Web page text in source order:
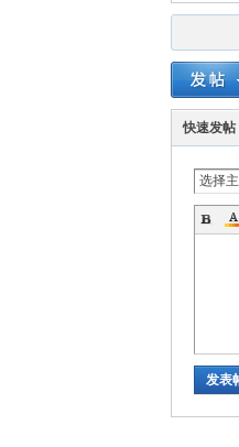
快速发帖
选择
发表